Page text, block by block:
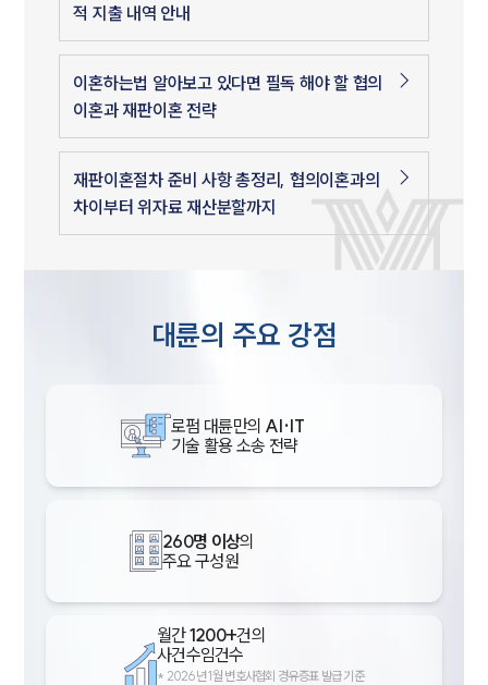
적 지출 내역 안내
이혼하는법 알아보고 있다면 필독 해야 할 협의
이혼과 재판이혼 전략
재판이혼절차 준비 사항 총정리, 협의이혼과의
차이부터 위자료 재산분할까지
대륜의 주요 강점
로펌 대륜만의 AI·IT
기술 활용 소송 전략
260명 이상의
주요 구성원
월간1200+건의
사건수임건수
* 2026년 1월 변호사협회 경유증표 발급 기준